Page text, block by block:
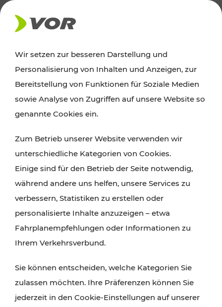
AKTUELLES
News
Alle wichtigen Meldungen zu Fahrplanänderungen,
finden Sie hier im Überblick.
Wir setzen zur besseren Darstellung und
Personalisierung von Inhalten und Anzeigen, zur
Bereitstellung von Funktionen für Soziale Medien
sowie Analyse von Zugriffen auf unsere Website so
genannte Cookies ein.
Zum Betrieb unserer Website verwenden wir
unterschiedliche Kategorien von Cookies.
Einige sind für den Betrieb der Seite notwendig,
während andere uns helfen, unsere Services zu
verbessern, Statistiken zu erstellen oder
personalisierte Inhalte anzuzeigen – etwa
Fahrplanempfehlungen oder Informationen zu
Ihrem Verkehrsverbund.
Sie können entscheiden, welche Kategorien Sie
zulassen möchten. Ihre Präferenzen können Sie
jederzeit in den Cookie-Einstellungen auf unserer